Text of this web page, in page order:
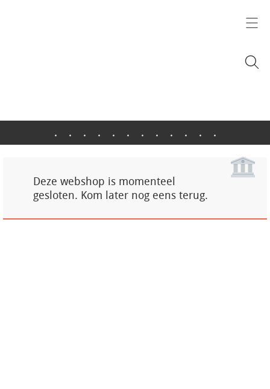
. . . . . . . . . . . .
Deze webshop is momenteel
gesloten. Kom later nog eens terug.